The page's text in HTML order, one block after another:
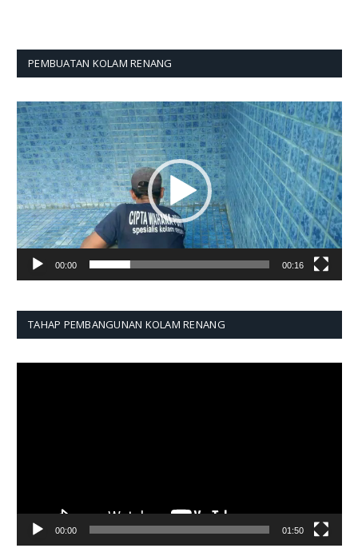
PEMBUATAN KOLAM RENANG
Pemutar
Video
00:00 00:16
TAHAP PEMBANGUNAN KOLAM RENANG
00:00 01:50